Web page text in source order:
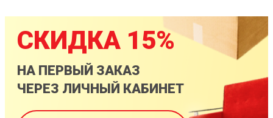
СКИДКА 15%
НА ПЕРВЫЙ ЗАКАЗ
ЧЕРЕЗ ЛИЧНЫЙ КАБИНЕТ